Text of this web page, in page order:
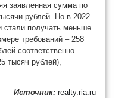
заявленная сумма по
рублей. Но в 2022
стали получать меньше
требований – 258
соответственно
тысяч рублей),
Источник: realty.ria.ru